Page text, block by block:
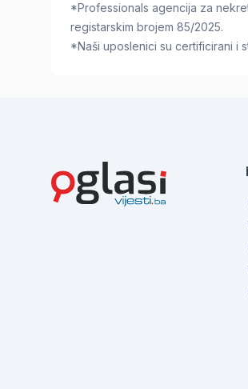
*Professionals agencija za
registarskim brojem 85/2025.
*Naši uposlenici su certificirani i